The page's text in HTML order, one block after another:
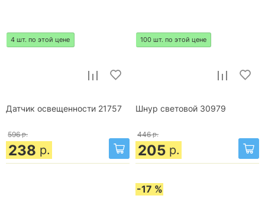
4 шт. по этой цене
Датчик освещенности 21757
596 р.
238 р.
100 шт. по этой цене
Шнур световой 30979
446 р.
205 р.
-17 %